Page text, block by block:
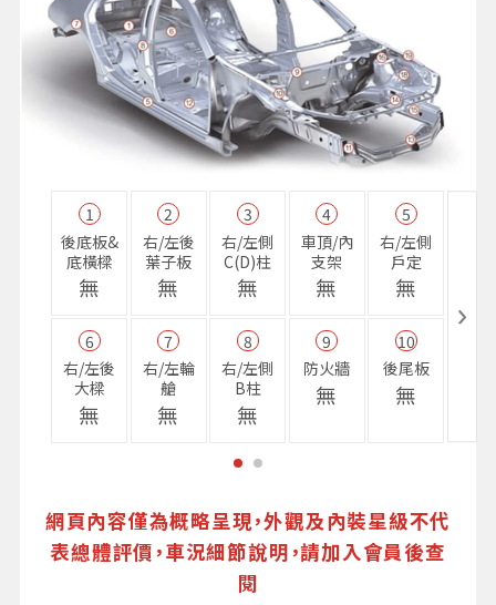
1
後底板&
底橫樑
無
2
右/左後
葉子板
無
3
右/左側
C(D)柱
無
4
車頂/內
支架
無
5
右/左側
戶定
無
6
右/左後
大樑
無
7
右/左輪
艙
無
8
右/左側
B柱
無
9
防火牆
無
10
後尾板
無
網頁內容僅為概略呈現，外觀及內裝星級不代
表總體評價，車況細節說明，請加入會員後查
閱